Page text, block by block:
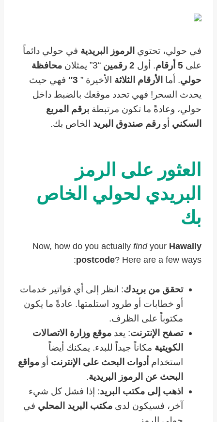
في حولي، تحتوي الرموز البريدية في حولي دائماً
على 5 أرقام . أول 2 رقمين “3” يمثلان
محافظة
حولي. أما الأرقام الثلاثة الأخيرة ” 3″
فهي حيث
يحدث السحر! فهي تحدد موقعك بالضبط داخل
حولي، وعادةً ما تكون مرتبطة برقم المربع
السكني أو رقم صندوق البريد الخاص بك.
العثور على الرمز
البريدي لحولي الخاص
بك
Now, how do you actually findyour Hawally
postcode? Here are a few ways:
تحقق من بريدك: انظر إلى أي فواتير خدمات
أو خطابات أو طرود استلمتها. عادةً ما يكون
مكتوباً على الظرف.
تصفح الإنترنت: يعد موقع وزارة الاتصالات
الكويتية مكاناً جيداً للبدء. يمكنك أيضاً
استخدام أدوات البحث على الإنترنت أو مواقع
البحث عن الرموز البريدية.
اذهب إلى مكتب البريد: إذا فشل كل شيء
آخر، فسيكون لدى مكتب البريد المحلي في